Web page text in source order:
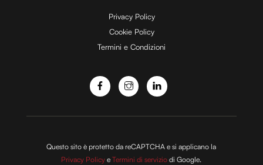
e
o
Privacy Policy
Cookie Policy
Termini e Condizioni
Questo sito è protetto da reCAPTCHA e si applicano la
Privacy Policy eTermini di servizio di Google.